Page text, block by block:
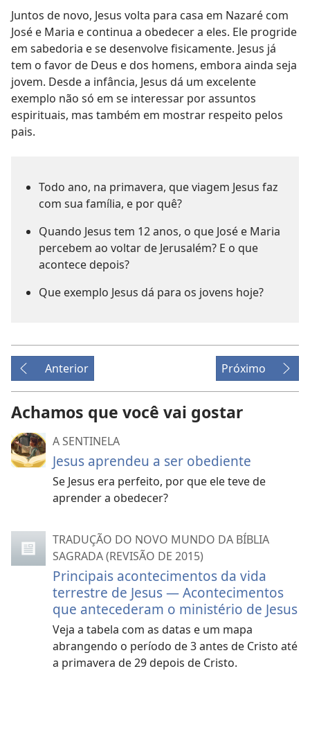
Juntos de novo, Jesus volta para casa em Nazaré com
José e Maria e continua a obedecer a eles. Ele progride
em sabedoria e se desenvolve fisicamente. Jesus já
tem o favor de Deus e dos homens, embora ainda seja
jovem. Desde a infância, Jesus dá um excelente
exemplo não só em se interessar por assuntos
espirituais, mas também em mostrar respeito pelos
pais.
Todo ano, na primavera, que viagem Jesus faz
com sua família, e por quê?
Quando Jesus tem 12 anos, o que José e Maria
percebem ao voltar de Jerusalém? E o que
acontece depois?
Que exemplo Jesus dá para os jovens hoje?
Anterior Próximo
Achamos que você vai gostar
A SENTINELA
Jesus aprendeu a ser obediente
Se Jesus era perfeito, por que ele teve de
aprender a obedecer?
TRADUÇÃO DO NOVO MUNDO DA BÍBLIA
SAGRADA (REVISÃO DE 2015)
Principais acontecimentos da vida
terrestre de Jesus — Acontecimentos
que antecederam o ministério de Jesus
Veja a tabela com as datas e um mapa
abrangendo o período de 3 antes de Cristo até
a primavera de 29 depois de Cristo.